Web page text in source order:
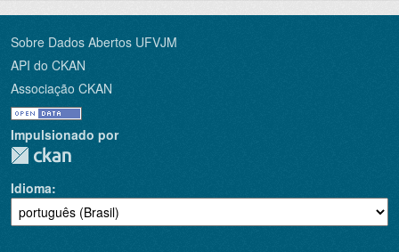
Sobre Dados Abertos UFVJM
API do CKAN
Associação CKAN
Impulsionado por
Idioma